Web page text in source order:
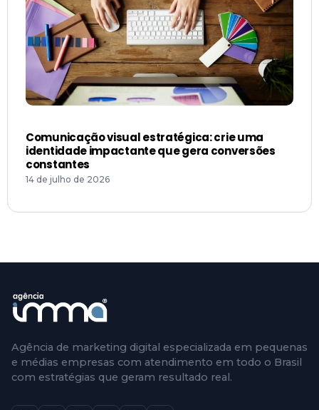
Comunicação visual estratégica: crie uma
identidade impactante que gera conversões
constantes
14 de julho de 2026
Agência de marketing digital especializada em pequenas
e médias empresas com atendimento em todo o Brasil
com estratégias que geram resultado real.